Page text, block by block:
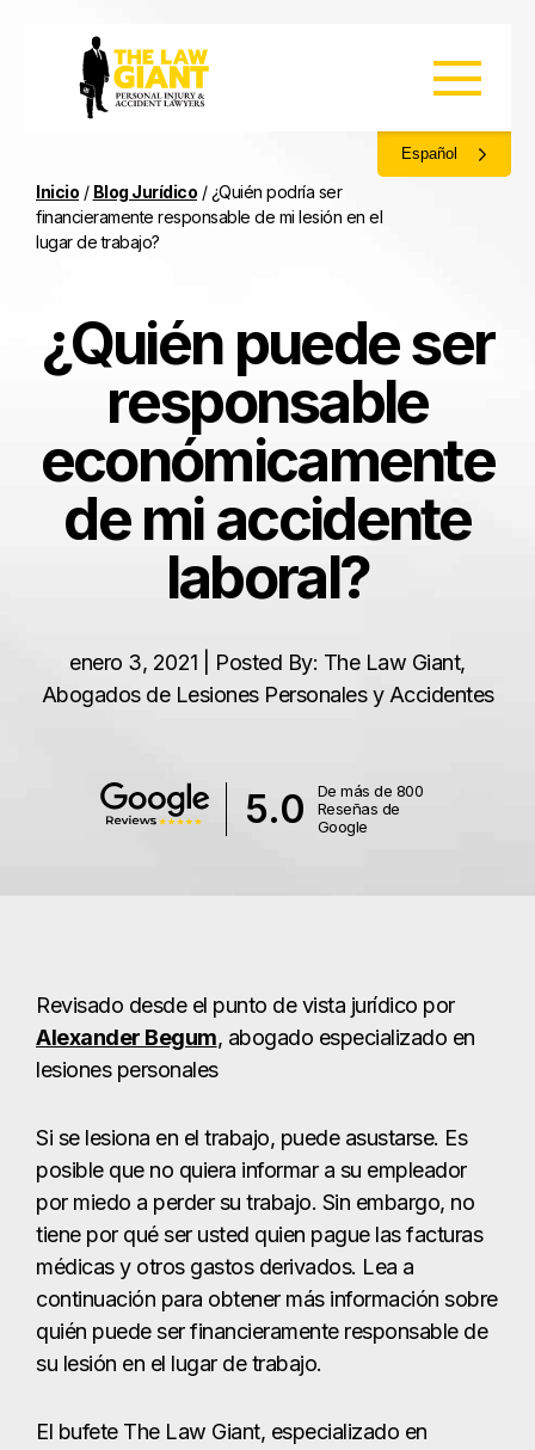
Español
Inicio / Blog Jurídico / ¿Quién podría ser
financieramente responsable de mi lesión en el
lugar de trabajo?
5.0
De más de 800
Reseñas de
Google
¿Quién puede ser
responsable
económicamente
de mi accidente
laboral?
enero 3, 2021 | Posted By: The Law Giant,
Abogados de Lesiones Personales y Accidentes
Revisado desde el punto de vista jurídico por
Alexander Begum, abogado especializado en
lesiones personales
Si se lesiona en el trabajo, puede asustarse. Es
posible que no quiera informar a su empleador
por miedo a perder su trabajo. Sin embargo, no
tiene por qué ser usted quien pague las facturas
médicas y otros gastos derivados. Lea a
continuación para obtener más información sobre
quién puede ser financieramente responsable de
su lesión en el lugar de trabajo.
El bufete The Law Giant, especializado en